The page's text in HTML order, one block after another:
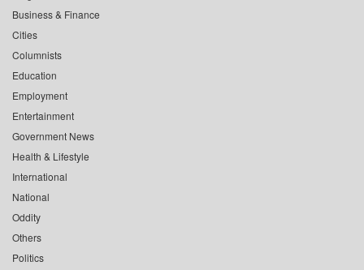
Business & Finance
Cities
Columnists
Education
Employment
Entertainment
Government News
Health & Lifestyle
International
National
Oddity
Others
Politics